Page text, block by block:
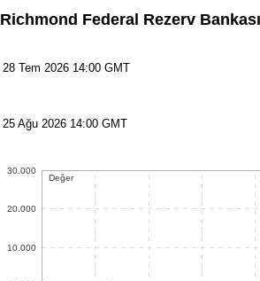
Richmond Federal Rezerv
28 Tem 2026 14:00 GMT
25 Ağu 2026 14:00 GMT